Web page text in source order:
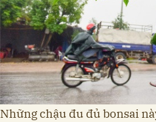
Những chậu đu đủ bonsai